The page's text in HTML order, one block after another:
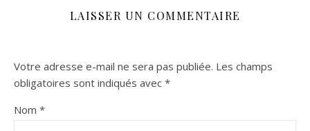
LAISSER UN COMMENTAIRE
Votre adresse e-mail ne sera pas publiée. Les champs
obligatoires sont indiqués avec *
Nom *